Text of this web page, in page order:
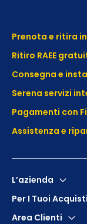
Prenota e ritira
Ritiro RAEE
Consegna e
Serena servizi
Pagamenti con
Assistenza e
L’azienda
Per I Tuoi Acquisti
Area Clienti